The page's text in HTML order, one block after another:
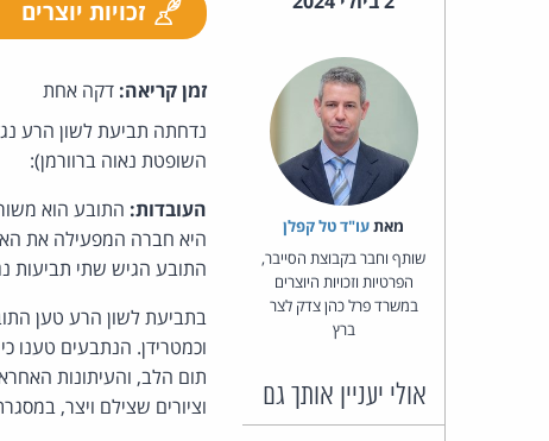
זכויות יוצרים
מאת‏עו"ד טל קפלן
שותף וחבר בקבוצת הסייבר,
הפרטיות וזכויות היוצרים
במשרד פרל כהן צדק לצר
ברץ
אולי יעניין אותך גם
זמן קריאה: דקה אחת
נדחתה תביעת לשון הרע
השופטת נאוה ברוורמן):
העובדות:
התובע הגיש שתי תביעות
בתביעת לשון הרע טען
וכמטרידן. הנתבעים טענו
תום הלב, והעיתונות
וציורים שצילם ויצר,